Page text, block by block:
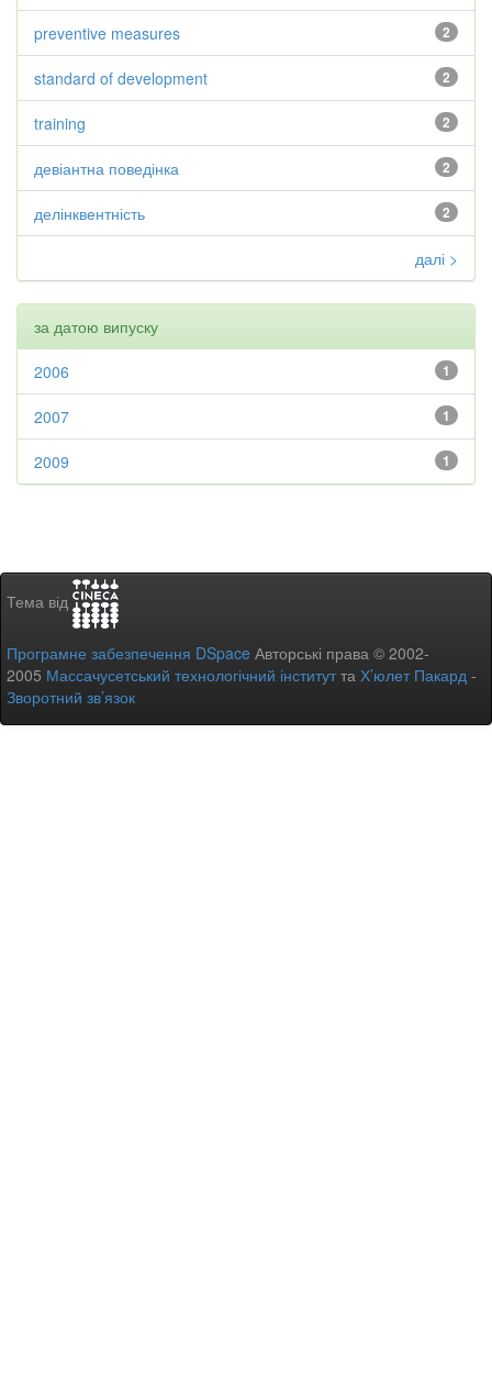
2
preventive measures
2
standard of development
2
training
2
девіантна поведінка
2
делінквентність
далі >
за датою випуску
1
2006
1
2007
1
2009
Тема від
Програмне забезпечення DSpace Авторські права © 2002-
2005 Массачусетський технологічний інститутта Х’юлет Пакард -
Зворотний зв’язок